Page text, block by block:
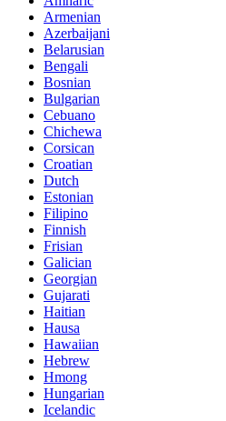
Armenian
Azerbaijani
Belarusian
Bengali
Bosnian
Bulgarian
Cebuano
Chichewa
Corsican
Croatian
Dutch
Estonian
Filipino
Finnish
Frisian
Galician
Georgian
Gujarati
Haitian
Hausa
Hawaiian
Hebrew
Hmong
Hungarian
Icelandic